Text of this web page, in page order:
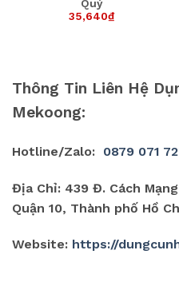
Quý
35,640₫
Thông Tin Liên Hệ
Mekoong:
Hotline/Zalo: 0879 071
Địa Chỉ: 439 Đ. Cách
Quận 10, Thành phố Hồ
Website: https://